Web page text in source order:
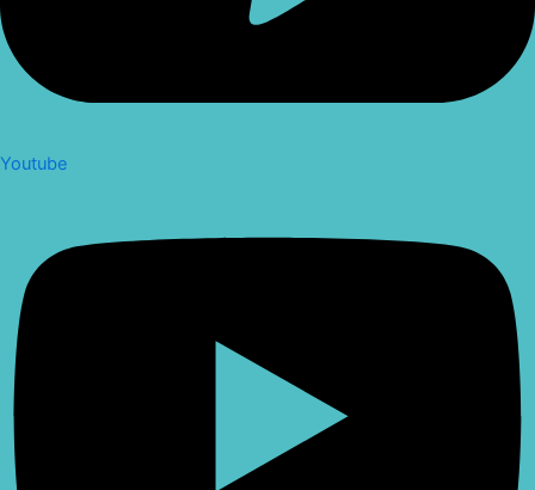
Youtube